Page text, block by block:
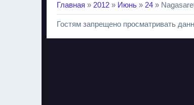
Главная » 2012 » Июнь » 24 »
Гостям запрещено просматривать